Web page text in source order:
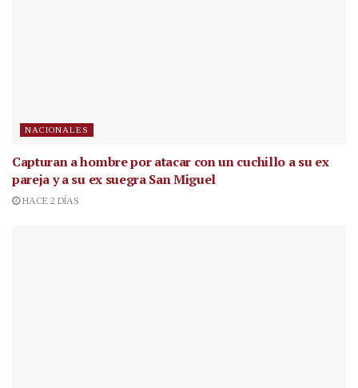
NACIONALES
Capturan a hombre por atacar con un cuchillo a su ex
pareja y a su ex suegra San Miguel
HACE 2 DÍAS